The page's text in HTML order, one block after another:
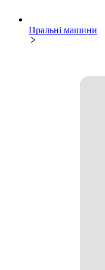
Пральні машини